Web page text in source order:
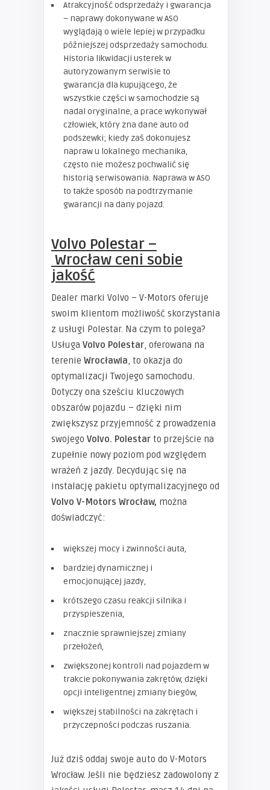
Atrakcyjność odsprzedaży i gwarancja
– naprawy dokonywane w ASO
wyglądają o wiele lepiej w przypadku
późniejszej odsprzedaży samochodu.
Historia likwidacji usterek w
autoryzowanym serwisie to
gwarancja dla kupującego, że
wszystkie części w samochodzie są
nadal oryginalne, a prace wykonywał
człowiek, który zna dane auto od
podszewki; kiedy zaś dokonujesz
napraw u lokalnego mechanika,
często nie możesz pochwalić się
historią serwisowania. Naprawa w ASO
to także sposób na podtrzymanie
gwarancji na dany pojazd.
Volvo Polestar –
Wrocław ceni sobie
jakość
Dealer marki Volvo – V-Motors oferuje
swoim klientom możliwość skorzystania
z usługi Polestar. Na czym to polega?
Usługa Volvo Polestar, oferowana na
terenie Wrocławia, to okazja do
optymalizacji Twojego samochodu.
Dotyczy ona sześciu kluczowych
obszarów pojazdu – dzięki nim
zwiększysz przyjemność z prowadzenia
swojego Volvo. Polestar to przejście na
zupełnie nowy poziom pod względem
wrażeń z jazdy. Decydując się na
instalację pakietu optymalizacyjnego od
Volvo V-Motors Wrocław, można
doświadczyć:
większej mocy i zwinności auta,
bardziej dynamicznej i
emocjonującej jazdy,
krótszego czasu reakcji silnika i
przyspieszenia,
znacznie sprawniejszej zmiany
przełożeń,
zwiększonej kontroli nad pojazdem w
trakcie pokonywania zakrętów, dzięki
opcji inteligentnej zmiany biegów,
większej stabilności na zakrętach i
przyczepności podczas ruszania.
Już dziś oddaj swoje auto do V-Motors
Wrocław. Jeśli nie będziesz zadowolony z